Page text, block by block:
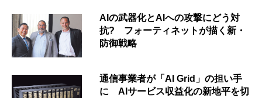
AIの武器化とAIへの攻撃にどう対
抗? フォーティネットが描く新・
防御戦略
通信事業者が「AI Grid」の担い手
に AIサービス収益化の新地平を切